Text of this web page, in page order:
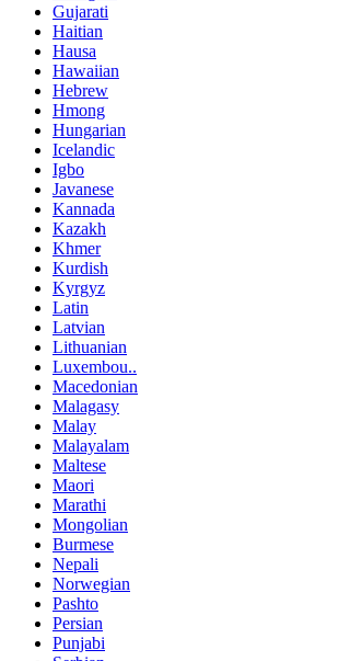
Gujarati
Haitian
Hausa
Hawaiian
Hebrew
Hmong
Hungarian
Icelandic
Igbo
Javanese
Kannada
Kazakh
Khmer
Kurdish
Kyrgyz
Latin
Latvian
Lithuanian
Luxembou..
Macedonian
Malagasy
Malay
Malayalam
Maltese
Maori
Marathi
Mongolian
Burmese
Nepali
Norwegian
Pashto
Persian
Punjabi